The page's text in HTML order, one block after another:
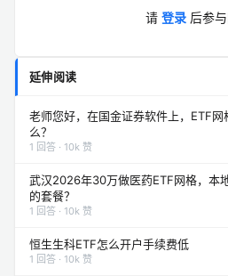
请 登录 后参
延伸阅读
老师您好，在国金证券软件上，ETF
么？
1 回答 · 10k 赞
武汉2026年30万做医药ETF网格，本
的套餐？
1 回答 · 10k 赞
恒生生科ETF怎么开户手续费低
1 回答 · 10k 赞